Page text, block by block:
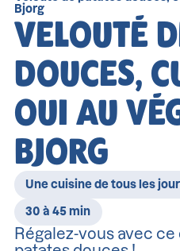
Bjorg
VELOUTÉ
DOUCES,
OUI AU
BJORG
Une cuisine de tous les
30 à 45 min
Régalez-vous avec